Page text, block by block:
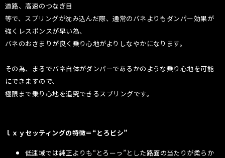
道路、高速のつなぎ目
等で、スプリングが沈み込んだ際、通常のバネよりもダンパー効果が
強くレスポンスが早い為、
バネのおさまりが良く乗り心地がよりしなやかになります。
その為、まるでバネ自体がダンパーであるかのような乗り心地を可能
にできますので、
極限まで乗り心地を追究できるスプリングです。
ｌｘｙセッティングの特徴＝“とろピシ”
低速域では純正よりも“とろーっ”とした路面の当たりが柔らか